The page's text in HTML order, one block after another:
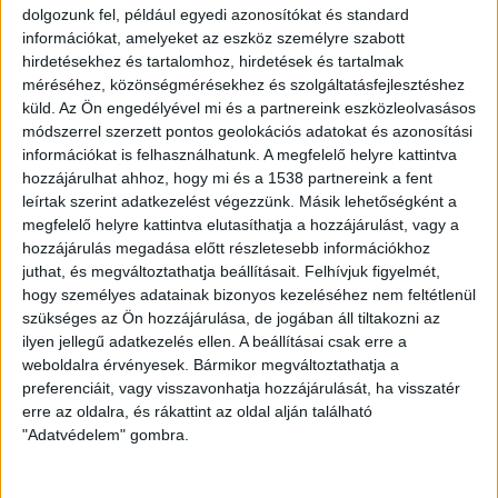
dolgozunk fel, például egyedi azonosítókat és standard
információkat, amelyeket az eszköz személyre szabott
hirdetésekhez és tartalomhoz, hirdetések és tartalmak
méréséhez, közönségmérésekhez és szolgáltatásfejlesztéshez
küld. Az Ön engedélyével mi és a partnereink eszközleolvasásos
módszerrel szerzett pontos geolokációs adatokat és azonosítási
információkat is felhasználhatunk. A megfelelő helyre kattintva
hozzájárulhat ahhoz, hogy mi és a 1538 partnereink a fent
leírtak szerint adatkezelést végezzünk. Másik lehetőségként a
megfelelő helyre kattintva elutasíthatja a hozzájárulást, vagy a
hozzájárulás megadása előtt részletesebb információkhoz
juthat, és megváltoztathatja beállításait. Felhívjuk figyelmét,
hogy személyes adatainak bizonyos kezeléséhez nem feltétlenül
szükséges az Ön hozzájárulása, de jogában áll tiltakozni az
ilyen jellegű adatkezelés ellen. A beállításai csak erre a
weboldalra érvényesek. Bármikor megváltoztathatja a
preferenciáit, vagy visszavonhatja hozzájárulását, ha visszatér
erre az oldalra, és rákattint az oldal alján található
"Adatvédelem" gombra.
és napenergiából származó megújuló áramot arra
használják, hogy a meglévő föld alatti tározókból vizet
szivattyúzzanak fel, ezt a vizet pedig a felszínen
melegítsék nyáron, illetve olyan időszakokban, amikor
nagy a szélenergia-többlet. Ezután ugyanezt a vizet
vissza lehet juttatni a mélybe, hogy újrainduljon a ciklus.
Peter Nico, a csapat tagja szerint a víz kellően meleg
marad, mivel bolygónk jó szigetelő. „Így amikor télen,
hónapokkal később felhozzuk, a víz sokkal melegebb,
mint a környezeti levegő, és felhasználhatjuk az
épületek fűtésére” – emelte ki, hozzátéve, hogy a
folyamat oda-vissza működőképes.
A szakértők egy chicagói negyedről terveztek
esettanulmányt, amelyben 58 kétszintes, egylakásos
lakóház található, tipikus lakossági fűtési és hűtési